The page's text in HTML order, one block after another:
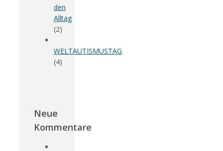
den
Alltag
(2)
WELTAUTISMUSTAG
(4)
Neue
Kommentare